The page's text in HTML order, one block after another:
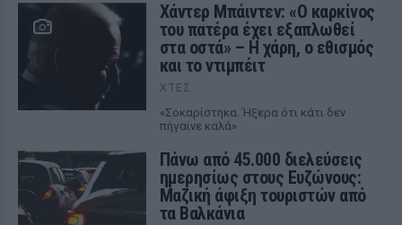
Χάντερ Μπάιντεν: «Ο καρκίνος
του πατέρα έχει εξαπλωθεί
στα οστά» – Η χάρη, ο εθισμός
και το ντιμπέιτ
ΧΤΕΣ
«Σοκαρίστηκα. Ήξερα ότι κάτι δεν
πήγαινε καλά»
Πάνω από 45.000 διελεύσεις
ημερησίως στους Ευζώνους:
Μαζική άφιξη τουριστών από
τα Βαλκάνια